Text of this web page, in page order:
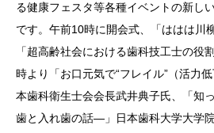
る健康フェスタ等各種イベントの新し
です。午前10時に開会式、「ははは川
「超高齢社会における歯科技工士の役
時より「お口元気で“フレイル”（活力
本歯科衛生士会会長武井典子氏、「知
歯と入れ歯の話―」日本歯科大学大学